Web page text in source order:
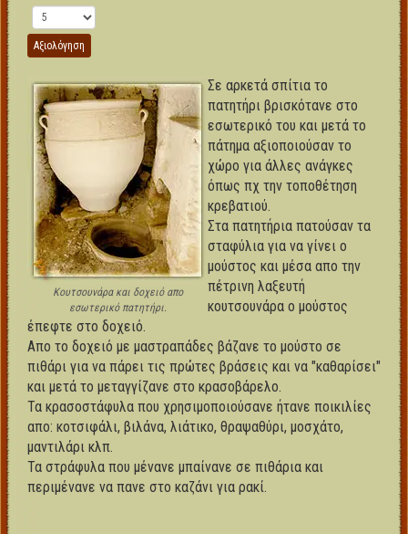
Παρακαλώ αξιολογήστε
Κουτσουνάρα και δοχειό απο
εσωτερικό πατητήρι.
Σε αρκετά σπίτια το
πατητήρι βρισκότανε στο
εσωτερικό του και μετά το
πάτημα αξιοποιούσαν το
χώρο για άλλες ανάγκες
όπως πχ την τοποθέτηση
κρεβατιού.
Στα πατητήρια πατούσαν τα
σταφύλια για να γίνει ο
μούστος και μέσα απο την
πέτρινη λαξευτή
κουτσουνάρα ο μούστος
έπεφτε στο δοχειό.
Απο το δοχειό με μαστραπάδες βάζανε το μούστο σε
πιθάρι για να πάρει τις πρώτες βράσεις και να "καθαρίσει"
και μετά το μεταγγίζανε στο κρασοβάρελο.
Τα κρασοστάφυλα που χρησιμοποιούσανε ήτανε ποικιλίες
απο: κοτσιφάλι, βιλάνα, λιάτικο, θραψαθύρι, μοσχάτο,
μαντιλάρι κλπ.
Τα στράφυλα που μένανε μπαίνανε σε πιθάρια και
περιμένανε να πανε στο καζάνι για ρακί.